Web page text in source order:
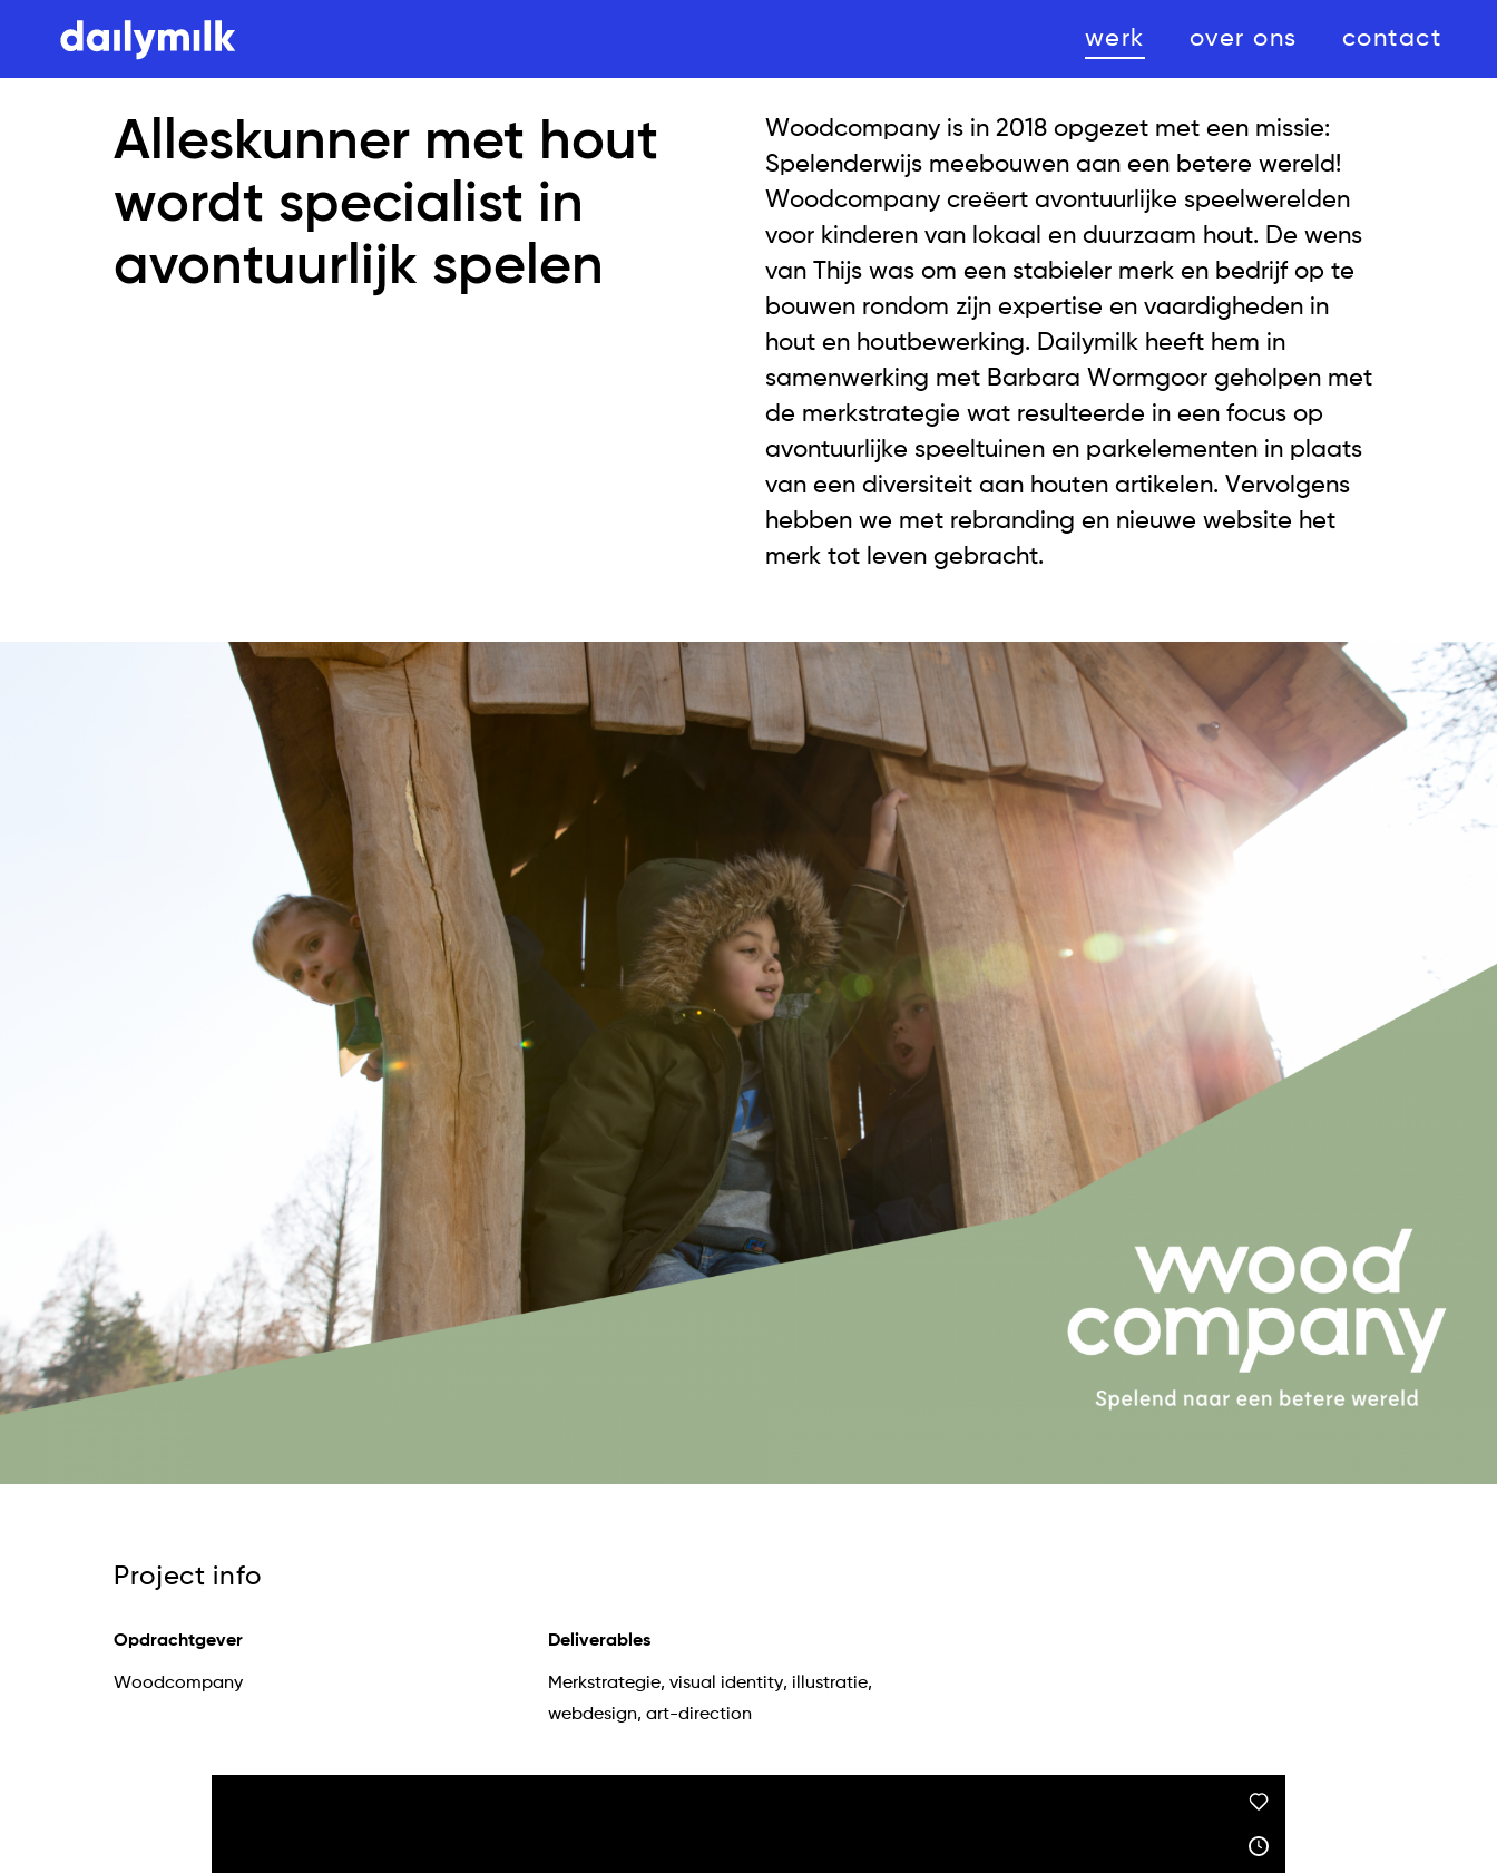
Alleskunner met hout
wordt specialist in
avontuurlijk spelen
Woodcompany is in 2018 opgezet met een missie:
Spelenderwijs meebouwen aan een betere wereld!
Woodcompany creëert avontuurlijke speelwerelden
voor kinderen van lokaal en duurzaam hout. De wens
van Thijs was om een stabieler merk en bedrijf op te
bouwen rondom zijn expertise en vaardigheden in
hout en houtbewerking. Dailymilk heeft hem in
samenwerking met Barbara Wormgoor geholpen met
de merkstrategie wat resulteerde in een focus op
avontuurlijke speeltuinen en parkelementen in plaats
van een diversiteit aan houten artikelen. Vervolgens
hebben we met rebranding en nieuwe website het
merk tot leven gebracht.
Project info
Opdrachtgever
Woodcompany
Deliverables
Merkstrategie, visual identity, illustratie,
webdesign, art-direction
werk over ons contact